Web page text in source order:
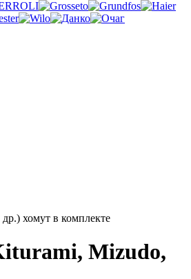
хомут в комплекте
Mizudo,